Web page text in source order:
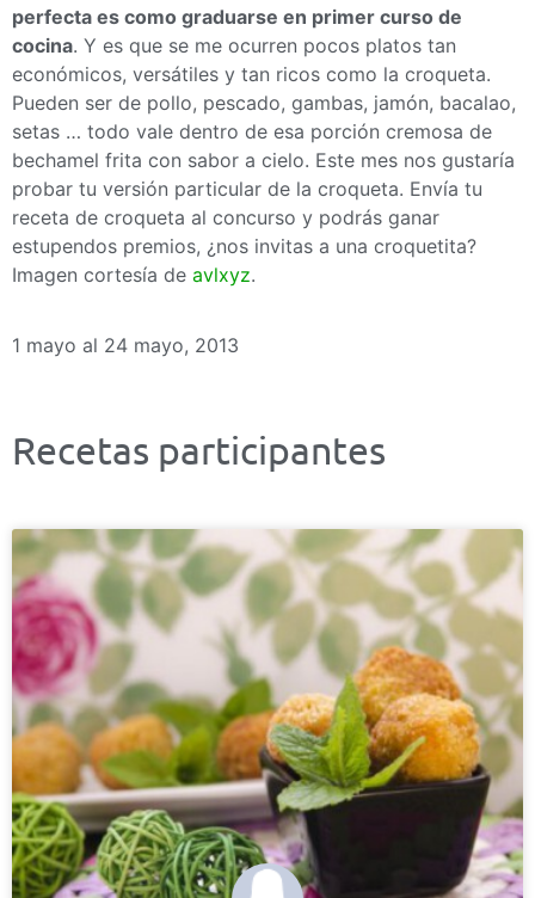
perfecta es como graduarse en primer curso de
cocina. Y es que se me ocurren pocos platos tan
económicos, versátiles y tan ricos como la croqueta.
Pueden ser de pollo, pescado, gambas, jamón, bacalao,
setas … todo vale dentro de esa porción cremosa de
bechamel frita con sabor a cielo. Este mes nos gustaría
probar tu versión particular de la croqueta. Envía tu
receta de croqueta al concurso y podrás ganar
estupendos premios, ¿nos invitas a una croquetita?
Imagen cortesía de avlxyz.
1 mayo al 24 mayo, 2013
Recetas participantes